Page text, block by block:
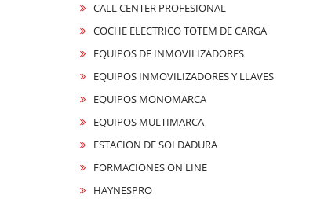
CALL CENTER PROFESIONAL
COCHE ELECTRICO TOTEM DE CARGA
EQUIPOS DE INMOVILIZADORES
EQUIPOS INMOVILIZADORES Y LLAVES
EQUIPOS MONOMARCA
EQUIPOS MULTIMARCA
ESTACION DE SOLDADURA
FORMACIONES ON LINE
HAYNESPRO